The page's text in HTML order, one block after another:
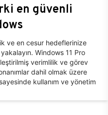
en güvenli
ve en cesur hedeflerinize
Windows 11 Pro
verimlilik ve görev
dahil olmak üzere
kullanım ve yönetim